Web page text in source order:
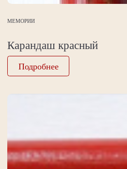
МЕМОРИИ
Карандаш красный
Подробнее